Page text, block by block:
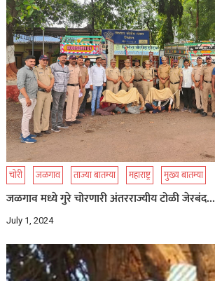
चोरी जळगाव ताज्या बातम्या महाराष्ट्र मुख्य बातम्या
जळगाव मध्ये गुरे चोरणारी अंतरराज्यीय टोळी जेरबंद…
July 1, 2024